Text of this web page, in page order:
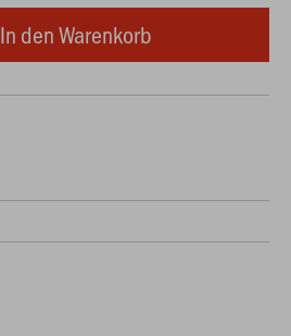
In den Warenkorb